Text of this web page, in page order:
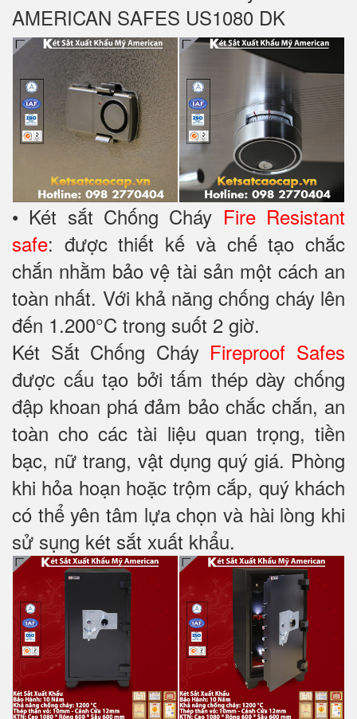
AMERICAN SAFES US1080 DK
• Két sắt Chống Cháy Fire Resistant
safe: được thiết kế và chế tạo chắc
chắn nhằm bảo vệ tài sản một cách an
toàn nhất. Với khả năng chống cháy lên
đến 1.200°C trong suốt 2 giờ.
Két Sắt Chống Cháy Fireproof Safes
được cấu tạo bởi tấm thép dày chống
đập khoan phá đảm bảo chắc chắn, an
toàn cho các tài liệu quan trọng, tiền
bạc, nữ trang, vật dụng quý giá. Phòng
khi hỏa hoạn hoặc trộm cắp, quý khách
có thể yên tâm lựa chọn và hài lòng khi
sử sụng két sắt xuất khẩu.